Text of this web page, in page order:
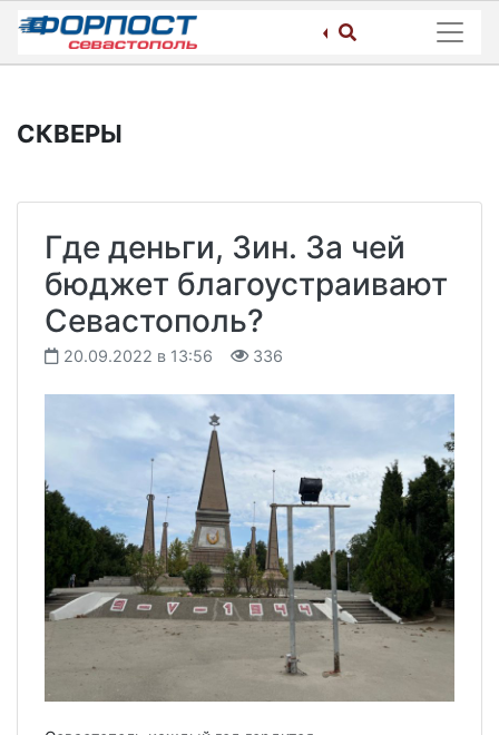
Skip
content
СКВЕРЫ
Где деньги, Зин. За чей
бюджет благоустраивают
Севастополь?
20.09.2022 в 13:56 336